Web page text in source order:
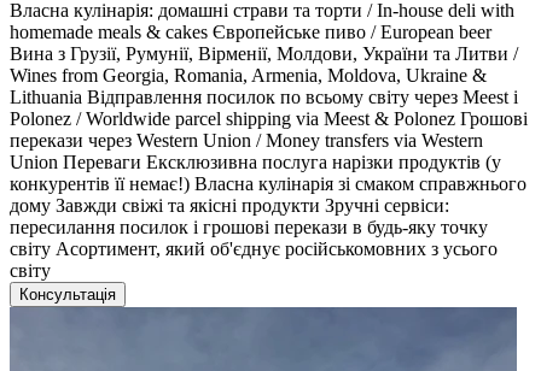
Власна кулінарія: домашні страви та торти / In-house deli with
homemade meals & cakes Європейське пиво / European beer
Вина з Грузії, Румунії, Вірменії, Молдови, України та Литви /
Wines from Georgia, Romania, Armenia, Moldova, Ukraine &
Lithuania Відправлення посилок по всьому світу через Meest і
Polonez / Worldwide parcel shipping via Meest & Polonez Грошові
перекази через Western Union / Money transfers via Western
Union Переваги Ексклюзивна послуга нарізки продуктів (у
конкурентів її немає!) Власна кулінарія зі смаком справжнього
дому Завжди свіжі та якісні продукти Зручні сервіси:
пересилання посилок і грошові перекази в будь-яку точку
світу Асортимент, який об'єднує російськомовних з усього
світу
Консультація